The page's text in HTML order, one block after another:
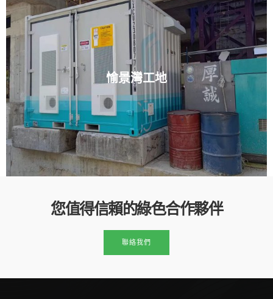
愉景灣工地
您值得信賴的綠色合作夥伴
聯絡我們